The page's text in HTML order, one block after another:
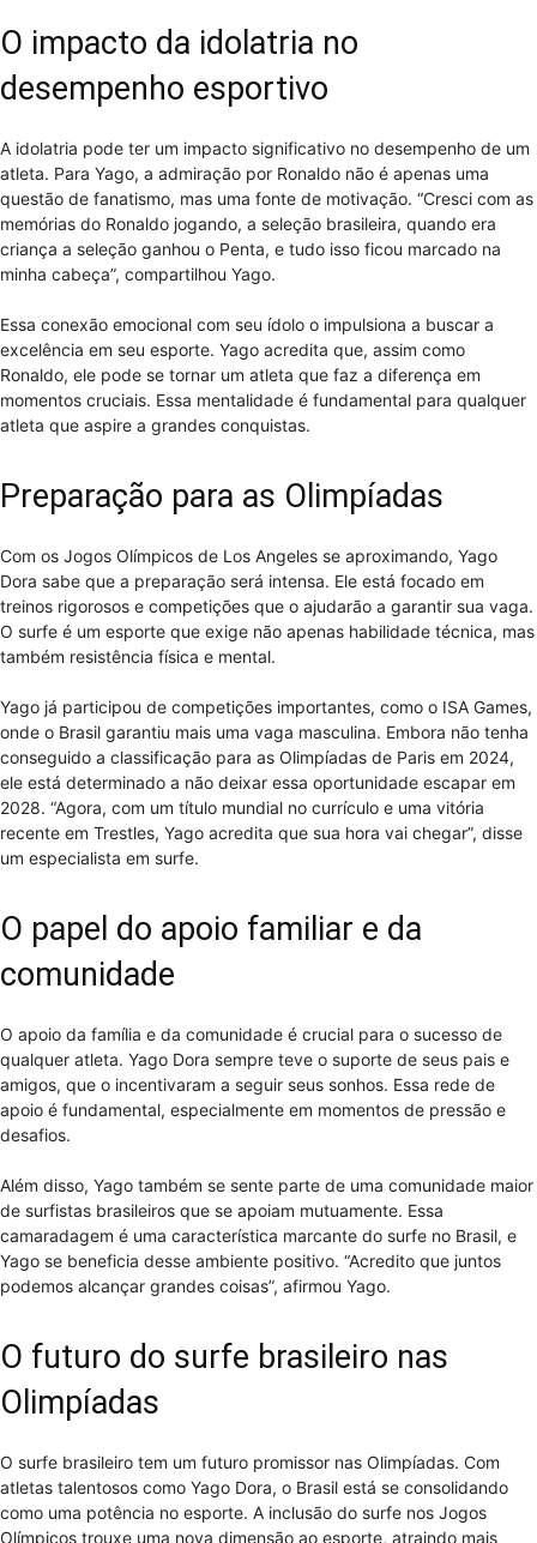
O impacto da idolatria no
desempenho esportivo
A idolatria pode ter um impacto significativo no desempenho de um
atleta. Para Yago, a admiração por Ronaldo não é apenas uma
questão de fanatismo, mas uma fonte de motivação. “Cresci com as
memórias do Ronaldo jogando, a seleção brasileira, quando era
criança a seleção ganhou o Penta, e tudo isso ficou marcado na
minha cabeça”, compartilhou Yago.
Essa conexão emocional com seu ídolo o impulsiona a buscar a
excelência em seu esporte. Yago acredita que, assim como
Ronaldo, ele pode se tornar um atleta que faz a diferença em
momentos cruciais. Essa mentalidade é fundamental para qualquer
atleta que aspire a grandes conquistas.
Preparação para as Olimpíadas
Com os Jogos Olímpicos de Los Angeles se aproximando, Yago
Dora sabe que a preparação será intensa. Ele está focado em
treinos rigorosos e competições que o ajudarão a garantir sua vaga.
O surfe é um esporte que exige não apenas habilidade técnica, mas
também resistência física e mental.
Yago já participou de competições importantes, como o ISA Games,
onde o Brasil garantiu mais uma vaga masculina. Embora não tenha
conseguido a classificação para as Olimpíadas de Paris em 2024,
ele está determinado a não deixar essa oportunidade escapar em
2028. “Agora, com um título mundial no currículo e uma vitória
recente em Trestles, Yago acredita que sua hora vai chegar”, disse
um especialista em surfe.
O papel do apoio familiar e da
comunidade
O apoio da família e da comunidade é crucial para o sucesso de
qualquer atleta. Yago Dora sempre teve o suporte de seus pais e
amigos, que o incentivaram a seguir seus sonhos. Essa rede de
apoio é fundamental, especialmente em momentos de pressão e
desafios.
Além disso, Yago também se sente parte de uma comunidade maior
de surfistas brasileiros que se apoiam mutuamente. Essa
camaradagem é uma característica marcante do surfe no Brasil, e
Yago se beneficia desse ambiente positivo. “Acredito que juntos
podemos alcançar grandes coisas”, afirmou Yago.
O futuro do surfe brasileiro nas
Olimpíadas
O surfe brasileiro tem um futuro promissor nas Olimpíadas. Com
atletas talentosos como Yago Dora, o Brasil está se consolidando
como uma potência no esporte. A inclusão do surfe nos Jogos
Olímpicos trouxe uma nova dimensão ao esporte, atraindo mais